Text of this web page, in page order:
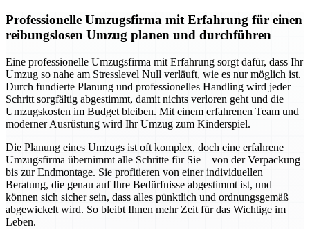
Professionelle Umzugsfirma mit Erfahrung für einen
reibungslosen Umzug planen und durchführen
Eine professionelle Umzugsfirma mit Erfahrung sorgt dafür, dass Ihr
Umzug so nahe am Stresslevel Null verläuft, wie es nur möglich ist.
Durch fundierte Planung und professionelles Handling wird jeder
Schritt sorgfältig abgestimmt, damit nichts verloren geht und die
Umzugskosten im Budget bleiben. Mit einem erfahrenen Team und
moderner Ausrüstung wird Ihr Umzug zum Kinderspiel.
Die Planung eines Umzugs ist oft komplex, doch eine erfahrene
Umzugsfirma übernimmt alle Schritte für Sie – von der Verpackung
bis zur Endmontage. Sie profitieren von einer individuellen
Beratung, die genau auf Ihre Bedürfnisse abgestimmt ist, und
können sich sicher sein, dass alles pünktlich und ordnungsgemäß
abgewickelt wird. So bleibt Ihnen mehr Zeit für das Wichtige im
Leben.